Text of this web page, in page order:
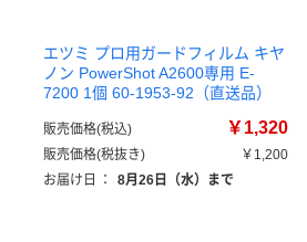
エツミ プロ用ガードフィルム キヤ
ノン PowerShot A2600専用 E-
7200 1個 60-1953-92（直送品）
販売価格(税込) ￥1,320
販売価格(税抜き)
￥1,200
お届け日
： 8月26日（水）まで